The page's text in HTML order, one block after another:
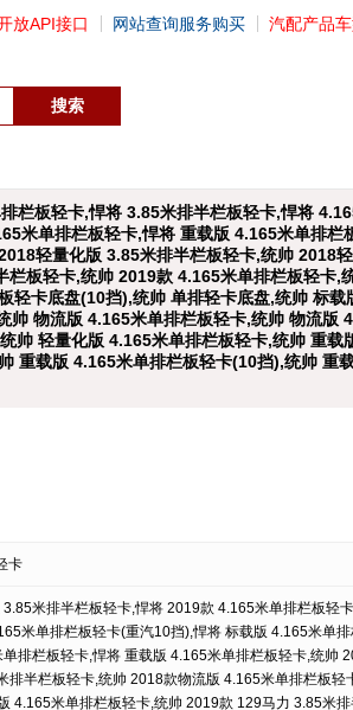
放API接口 网站查询服务购买 汽配产品
板轻卡,悍将 3.85米排半栏板轻卡,悍将
米单排栏板轻卡,悍将 重载版 4.165米单排
轻量化版 3.85米排半栏板轻卡,统帅 2018
板轻卡,统帅 2019款 4.165米单排栏板轻卡,
卡底盘(10挡),统帅 单排轻卡底盘,统帅 标
物流版 4.165米单排栏板轻卡,统帅 物流版
轻量化版 4.165米单排栏板轻卡,统帅 重
重载版 4.165米单排栏板轻卡(10挡),统帅 重
卡
米排半栏板轻卡,悍将 2019款 4.165米单排栏板轻
米单排栏板轻卡(重汽10挡),悍将 标载版 4.165米单
排栏板轻卡,悍将 重载版 4.165米单排栏板轻卡,统帅
排半栏板轻卡,统帅 2018款物流版 4.165米单排栏板
4.165米单排栏板轻卡,统帅 2019款 129马力 3.85米